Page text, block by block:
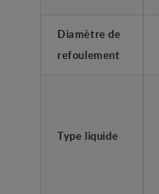
Diamètre de
refoulement
Type liquide